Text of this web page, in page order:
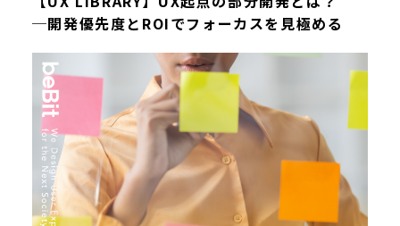
─開発優先度とROIでフォーカスを見極める